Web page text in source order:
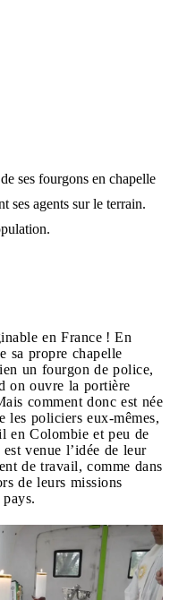
ses fourgons en chapelle
ses agents sur le terrain.
en France ! En
sa propre chapelle
un fourgon de police,
on ouvre la portière
comment donc est née
les policiers eux-mêmes,
en Colombie et peu de
venue l’idée de leur
de travail, comme dans
de leurs missions